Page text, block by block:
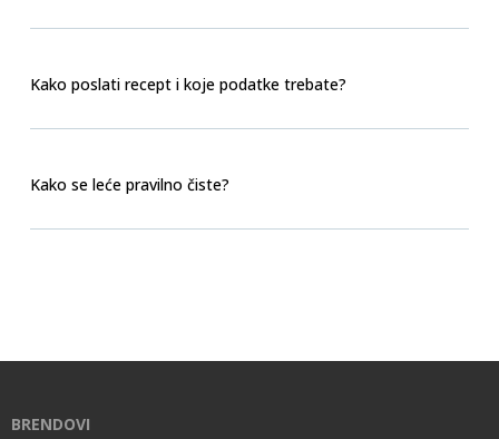
Kako poslati recept i koje podatke trebate?
Kako se leće pravilno čiste?
BRENDOVI